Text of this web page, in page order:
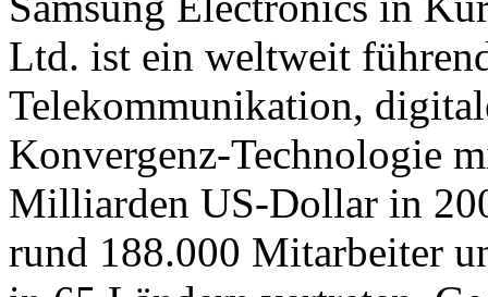
Ltd. ist ein weltweit
Telekommunikation,
Konvergenz-Technologie
Milliarden US-Dollar in
rund 188.000 Mitarbeiter